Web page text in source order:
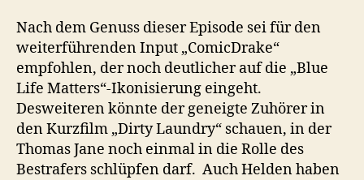
Nach dem Genuss dieser Episode sei für den
weiterführenden Input „ComicDrake“
empfohlen, der noch deutlicher auf die „Blue
Life Matters“-Ikonisierung eingeht.
Desweiteren könnte der geneigte Zuhörer in
den Kurzfilm „Dirty Laundry“ schauen, in der
Thomas Jane noch einmal in die Rolle des
Bestrafers schlüpfen darf. Auch Helden haben